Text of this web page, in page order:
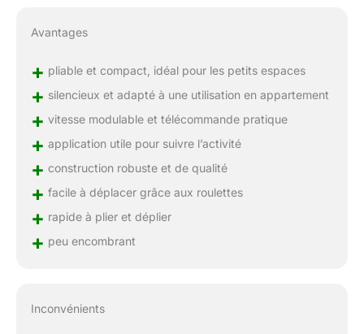
Avantages
+ pliable et compact, idéal pour les petits espaces
+ silencieux et adapté à une utilisation en appartement
+ vitesse modulable et télécommande pratique
+ application utile pour suivre l’activité
+ construction robuste et de qualité
+ facile à déplacer grâce aux roulettes
+ rapide à plier et déplier
+ peu encombrant
Inconvénients